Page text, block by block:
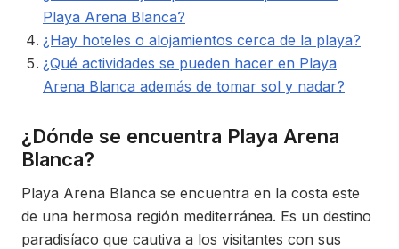
Playa Arena Blanca?
¿Hay hoteles o alojamientos cerca de la playa?
¿Qué actividades se pueden hacer en Playa
Arena Blanca además de tomar sol y nadar?
¿Dónde se encuentra Playa Arena
Blanca?
Playa Arena Blanca se encuentra en la costa este
de una hermosa región mediterránea. Es un destino
paradisíaco que cautiva a los visitantes con sus